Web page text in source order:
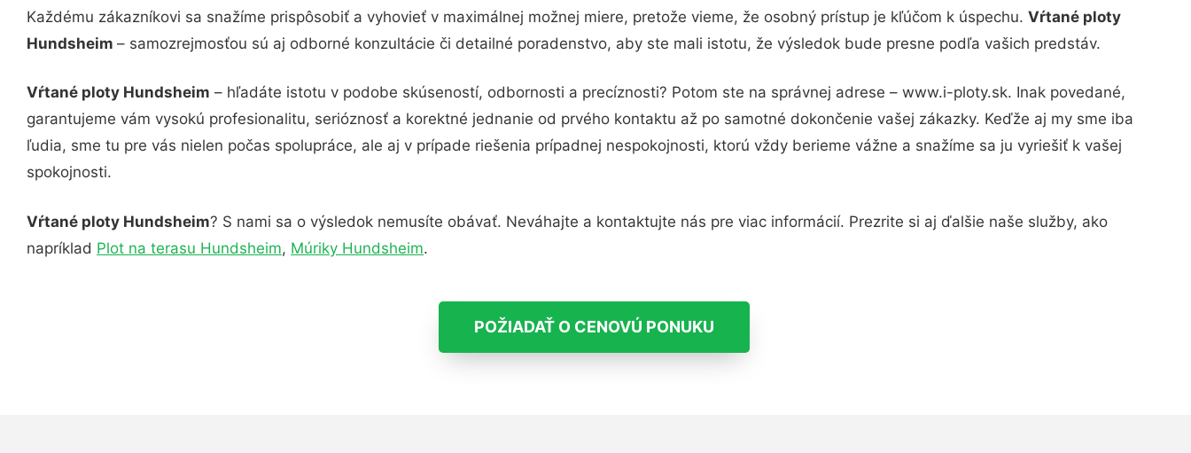
Každému zákazníkovi sa snažíme prispôsobiť a vyhovieť v maximálnej možnej miere, pretože vieme, že osobný prístup je kľúčom k úspechu. Vŕtané ploty
Hundsheim – samozrejmosťou sú aj odborné konzultácie či detailné poradenstvo, aby ste mali istotu, že výsledok bude presne podľa vašich predstáv.
Vŕtané ploty Hundsheim – hľadáte istotu v podobe skúseností, odbornosti a precíznosti? Potom ste na správnej adrese – www.i-ploty.sk. Inak povedané,
garantujeme vám vysokú profesionalitu, serióznosť a korektné jednanie od prvého kontaktu až po samotné dokončenie vašej zákazky. Keďže aj my sme iba
ľudia, sme tu pre vás nielen počas spolupráce, ale aj v prípade riešenia prípadnej nespokojnosti, ktorú vždy berieme vážne a snažíme sa ju vyriešiť k vašej
spokojnosti.
Vŕtané ploty Hundsheim? S nami sa o výsledok nemusíte obávať. Neváhajte a kontaktujte nás pre viac informácií. Prezrite si aj ďalšie naše služby, ako
napríklad Plot na terasu Hundsheim, Múriky Hundsheim.
POŽIADAŤ O CENOVÚ PONUKU